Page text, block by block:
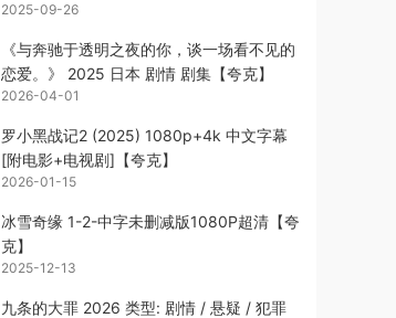
2025-09-26
《与奔驰于透明之夜的你，谈一场看不见的
恋爱。》 2025 日本 剧情 剧集【夸克】
2026-04-01
罗小黑战记2 (2025) 1080p+4k 中文字幕
[附电影+电视剧]【夸克】
2026-01-15
冰雪奇缘 1-2-中字未删减版1080P超清【夸
克】
2025-12-13
九条的大罪 2026 类型: 剧情 / 悬疑 / 犯罪